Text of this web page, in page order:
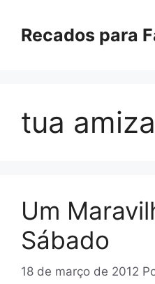
paraRecados para
tua
Um
Sábado
18 de março de 2012